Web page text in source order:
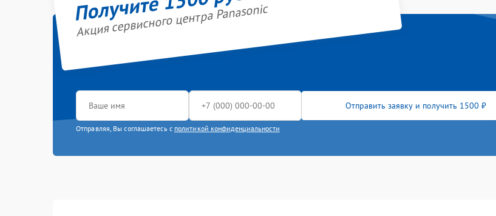
Акция сервисного центра Panasonic
Отправить заявку и получить 1500 ₽
Отправляя, Вы соглашаетесь с политикой конфиденциальности